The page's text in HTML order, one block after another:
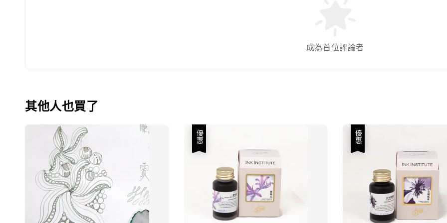
成為首位評論者
其他人也買了
優惠 優惠